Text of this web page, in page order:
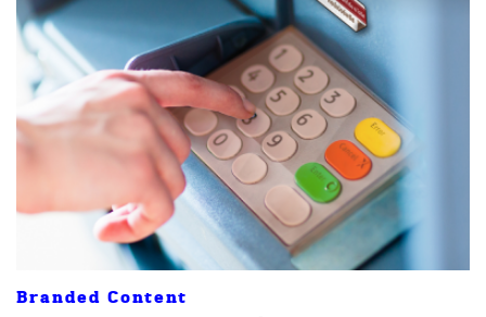
Branded Content
SHARE TWEET LINE EMAIL